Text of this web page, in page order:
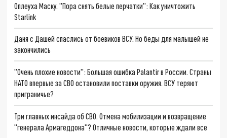
Оплеуха Маску. "Пора снять белые перчатки": Как уничтожить
Starlink
Даня с Дашей спаслись от боевиков ВСУ. Но беды для малышей не
закончились
"Очень плохие новости": Большая ошибка Palantir в России. Страны
НАТО впервые за СВО остановили поставки оружия. ВСУ теряют
приграничье?
Три главных инсайда об СВО. Отмена мобилизации и возвращение
"генерала Армагеддона"? Отличные новости, которые ждали все